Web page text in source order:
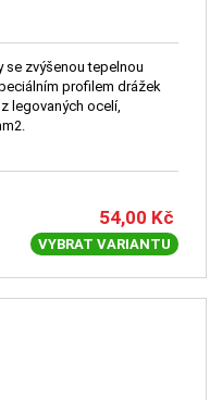
se zvýšenou tepelnou
profilem drážek
legovaných ocelí,
54,00 Kč
VYBRAT VARIANTU